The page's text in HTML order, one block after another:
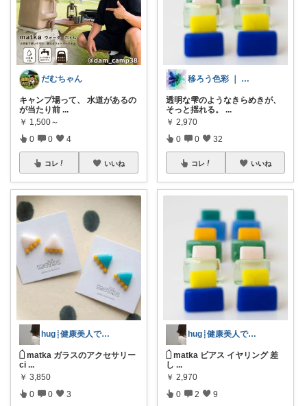
だむちゃん
キャンプ場って、 水道があるの
が当たり前 ...
￥ 1,500～
0 0 4
コレ いいね
hug┊︎健康美人でありたい
𓌲 matka ガラスのアクセサリー
ci ...
￥ 3,850
0 0 3
移ろう色彩 ｜ 藍・菫・翠
透明な雫のようなきらめきが、
そっと揺れる。
...
￥ 2,970
0 0 32
コレ いいね
hug┊︎健康美人でありたい
𓌲 matka ピアス イヤリング 差
し ...
￥ 2,970
0 2 9